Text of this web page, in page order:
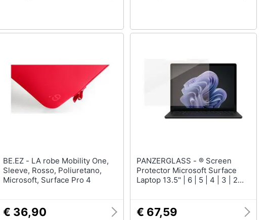
BE.EZ - LA robe Mobility One,
Sleeve, Rosso, Poliuretano,
Microsoft, Surface Pro 4
€ 36,90
PANZERGLASS - ® Screen
Protector Microsoft Surface
Laptop 13.5" | 6 | 5 | 4 | 3 | 2
€ 67,59